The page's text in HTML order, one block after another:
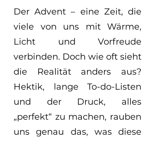
Der Advent – eine Zeit, die
viele von uns mit Wärme,
Licht und Vorfreude
verbinden. Doch wie oft sieht
die Realität anders aus?
Hektik, lange To-do-Listen
und der Druck, alles
„perfekt“ zu machen, rauben
uns genau das, was diese